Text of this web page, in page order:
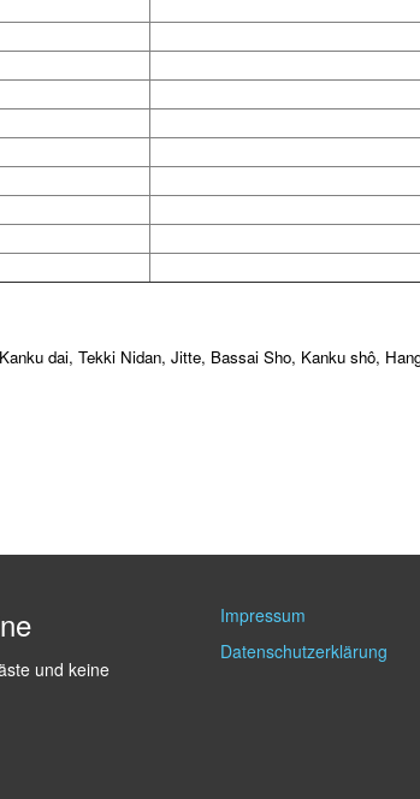
dai, Tekki Nidan, Jitte, Bassai Sho, Kanku shô,
und keine
Impressum
Datenschutzerklärung